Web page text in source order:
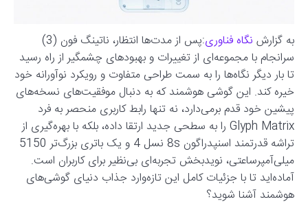
به گزارش نگاه فناوری
:پس از مدت‌ها انتظار، ناتینگ فون (3)
سرانجام با مجموعه‌ای از تغییرات و بهبودهای چشمگیر از راه رسید
تا بار دیگر نگاه‌ها را به سمت طراحی متفاوت و رویکرد نوآورانه خود
خیره کند. این گوشی هوشمند که به دنبال موفقیت‌های نسخه‌های
پیشین خود قدم برمی‌دارد، نه تنها رابط کاربری منحصر به فرد
Glyph Matrix را به سطحی جدید ارتقا داده، بلکه با بهره‌گیری از
تراشه قدرتمند اسنپدراگون 8s نسل 4 و یک باتری بزرگ‌تر 5150
میلی‌آمپرساعتی، نویدبخش تجربه‌ای بی‌نظیر برای کاربران است.
آماده‌اید تا با جزئیات کامل این تازه‌وارد جذاب دنیای گوشی‌های
هوشمند آشنا شوید؟